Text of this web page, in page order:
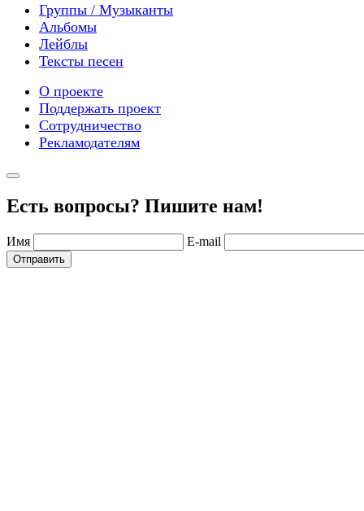
Группы / Музыканты
Альбомы
Лейблы
Тексты песен
О проекте
Поддержать проект
Сотрудничество
Рекламодателям
Есть вопросы? Пишите нам!
Имя E-mail